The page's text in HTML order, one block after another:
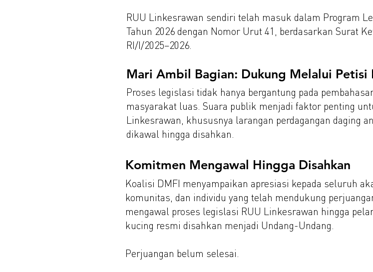
RUU Linkesrawan sendiri telah masuk dalam Program
Tahun 2026 dengan Nomor Urut 41, berdasarkan Surat
RI/I/2025–2026.
Mari Ambil Bagian: Dukung Melalui Petisi
Proses legislasi tidak hanya bergantung pada
masyarakat luas. Suara publik menjadi faktor penting
Linkesrawan, khususnya larangan perdagangan daging
dikawal hingga disahkan.
Komitmen Mengawal Hingga Disahkan
Koalisi DMFI menyampaikan apresiasi kepada seluruh
komunitas, dan individu yang telah mendukung
mengawal proses legislasi RUU Linkesrawan hingga
kucing resmi disahkan menjadi Undang-Undang.
Perjuangan belum selesai.